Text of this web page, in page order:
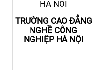
HÀ NỘI
TRƯỜNG CAO ĐẲNG
NGHỀ CÔNG
NGHIỆP HÀ NỘI